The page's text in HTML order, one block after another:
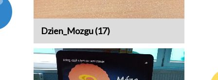
Dzien_Mozgu (17)